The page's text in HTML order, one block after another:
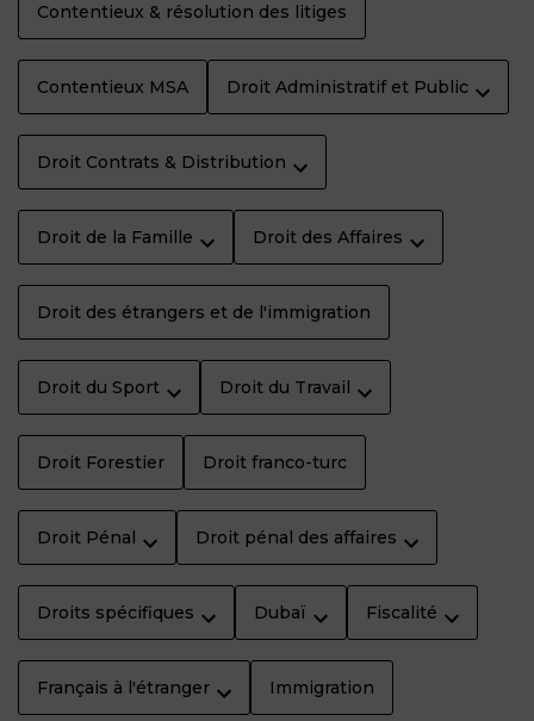
Contentieux & résolution des litiges
Contentieux MSA Droit Administratif et Public
Droit Contrats & Distribution
Droit de la Famille Droit des Affaires
Droit des étrangers et de l'immigration
Droit du Sport Droit du Travail
Droit Forestier Droit franco-turc
Droit Pénal Droit pénal des affaires
Droits spécifiques Dubaï Fiscalité
Français à l'étranger Immigration